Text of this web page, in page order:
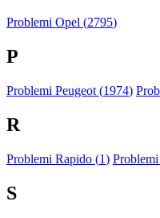
Problemi Opel (2795)
P
Problemi Peugeot (1974)
R
Problemi Rapido (1)
S